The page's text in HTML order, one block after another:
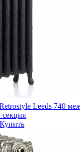
Leeds 740
секция
Купить